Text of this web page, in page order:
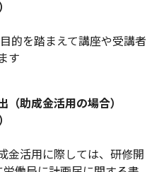
的を踏まえて講座や受講者
す
（助成金活用の場合）
金活用に際しては、研修開